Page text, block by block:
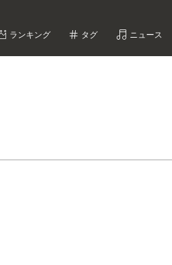
ランキング タグ ニュース